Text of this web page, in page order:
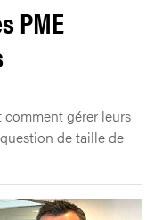
PME
comment gérer leurs
de taille de